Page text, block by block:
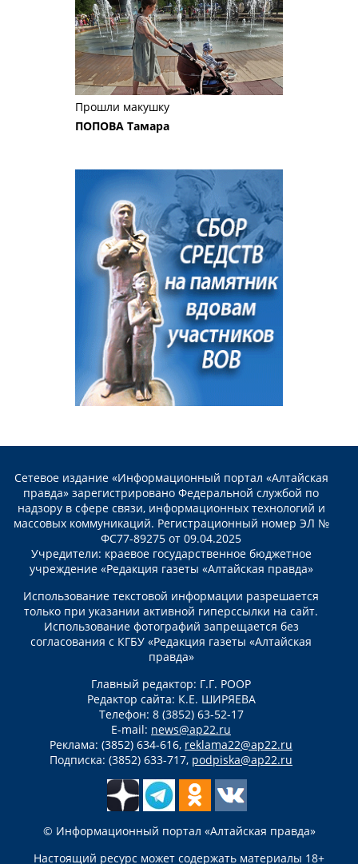
Прошли макушку
ПОПОВА Тамара
Сетевое издание «Информационный портал «Алтайская
правда» зарегистрировано Федеральной службой по
надзору в сфере связи, информационных технологий и
массовых коммуникаций. Регистрационный номер ЭЛ №
ФС77-89275 от 09.04.2025
Учредители: краевое государственное бюджетное
учреждение «Редакция газеты «Алтайская правда»
Использование текстовой информации разрешается
только при указании активной гиперссылки на сайт.
Использование фотографий запрещается без
согласования с КГБУ «Редакция газеты «Алтайская
правда»
Главный редактор: Г.Г. РООР
Редактор сайта: К.Е. ШИРЯЕВА
Телефон: 8 (3852) 63-52-17
E-mail: news@ap22.ru
Реклама: (3852) 634-616, reklama22@ap22.ru
Подписка: (3852) 633-717, podpiska@ap22.ru
© Информационный портал «Алтайская правда»
Настоящий ресурс может содержать материалы 18+